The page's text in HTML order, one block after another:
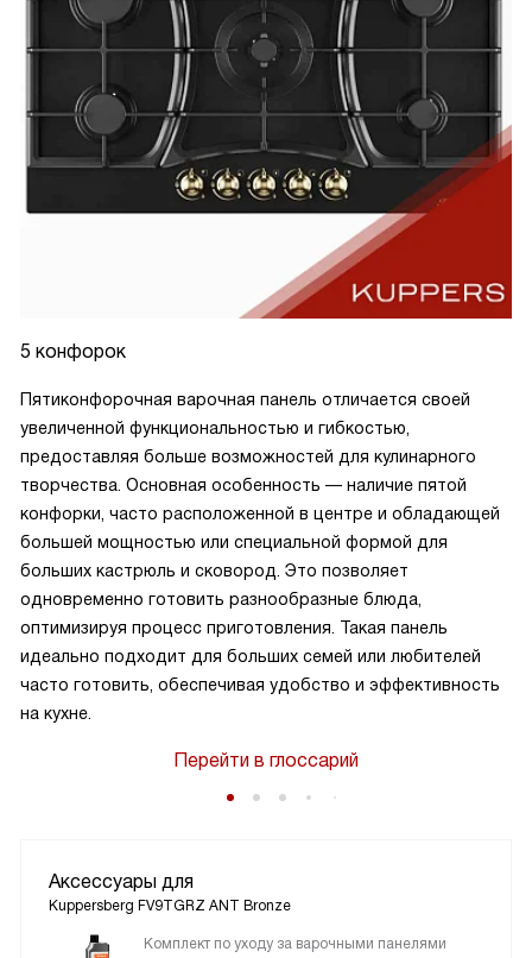
5 конфорок
Пятиконфорочная варочная панель отличается своей
увеличенной функциональностью и гибкостью,
предоставляя больше возможностей для кулинарного
творчества. Основная особенность — наличие пятой
конфорки, часто расположенной в центре и обладающей
большей мощностью или специальной формой для
больших кастрюль и сковород. Это позволяет
одновременно готовить разнообразные блюда,
оптимизируя процесс приготовления. Такая панель
идеально подходит для больших семей или любителей
часто готовить, обеспечивая удобство и эффективность
на кухне.
Перейти в глоссарий
Аксессуары для
Kuppersberg FV9TGRZ ANT Bronze
Комплект по уходу за варочными панелями